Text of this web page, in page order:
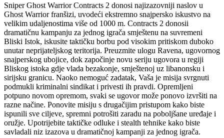
Sniper Ghost Warrior Contracts 2 donosi najizazovniji naslov u
Ghost Warrior franšizi, uvodeći ekstremno snajpersko iskustvo na
velikim udaljenostima više od 1000 m. Contracts 2 donosii
dramatičnu kampanju za jednog igrača smještenu na suvremeni
Bliski Istok, iskusite taktičku borbu pod visokim pritiskom duboko
unutar neprijateljskog teritorija. Preuzmite ulogu Ravena, ugovornog
snajperskog ubojice, dok započinje novu seriju ugovora u regiji
Bliskog istoka gdje vlada bezakonje, smještenoj uz libanonsku i
sirijsku granicu. Naoko nemoguć zadatak, Vaša je misija svrgnuti
podmukli kriminalni sindikat i privesti ih pravdi. Opremljeni
potpuno novom opremom, svaki se ugovor može ponovo izvršiti na
razne načine. Ponovite misiju s drugačijim pristupom kako biste
ispunili sve ciljeve, spremni potrošiti zaradu na poboljšane uređaje i
oružje. Upotrijebite taktičke odluke i stealth tehnike kako biste
savladali niz izazova u dramatičnoj kampanji za jednog igrača.